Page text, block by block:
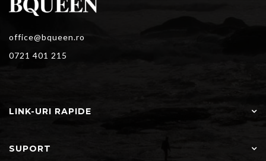
office@bqueen.ro
0721 401 215
LINK-URI RAPIDE
SUPORT